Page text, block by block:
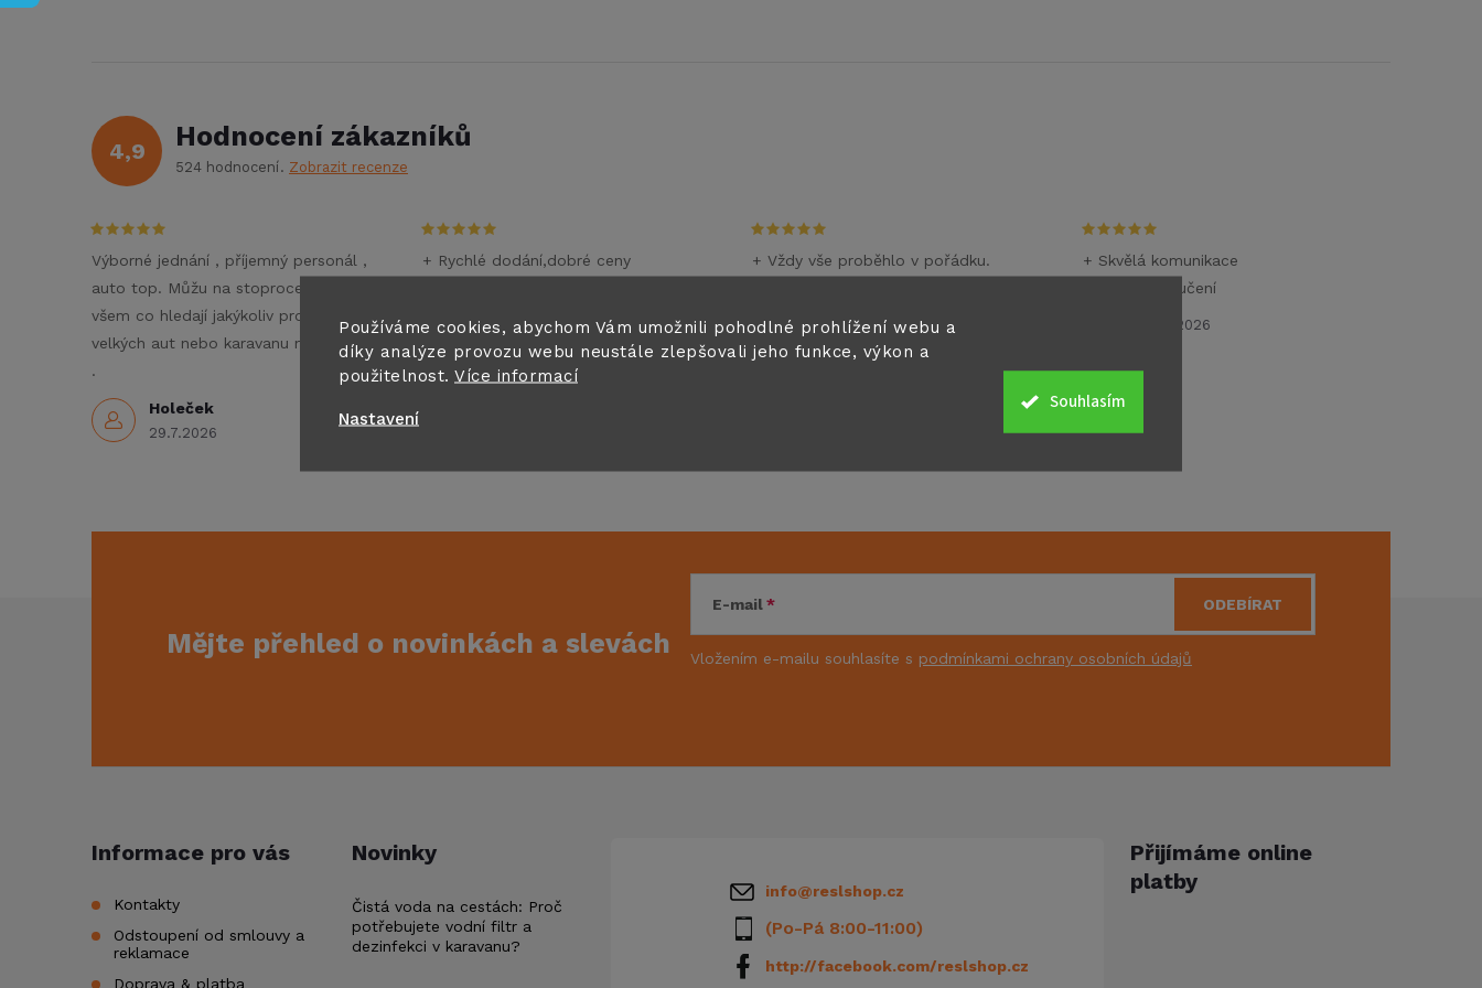
Používáme cookies, abychom Vám umožnili pohodlné prohlížení webu a
díky analýze provozu webu neustále zlepšovali jeho funkce, výkon a
použitelnost. Více informací
Nastavení
Souhlasím
4,9 Hodnocení zákazníků
524 hodnocení Zobrazit recenze
Holeček
29.7.2026
Výborné jednání , příjemný personál ,
auto top. Můžu na stoprocent doporučit
všem co hledají jakýkoliv pronájem
velkých aut nebo karavanu na dovolenou
.
30.6.2026
+ Rychlé dodání,dobré ceny
+ Vždy vše proběhlo v pořádku.
26.6.2026
+ Skvělá komunikace
+ Rychlé doručení
Mějte přehled o novinkách a slevách
E-mail
Vložením e-mailu souhlasíte s podmínkami ochrany osobních údajů
ODEBÍRAT
Informace pro vás
Kontakty
Odstoupení od smlouvy a
reklamace
Doprava & platba
Novinky
Čistá voda na cestách: Proč
potřebujete vodní filtr a
dezinfekci v karavanu?
info@reslshop.cz
(Po-Pá 8:00-11:00)
http://facebook.com/reslshop.cz
Přijímáme online
platby